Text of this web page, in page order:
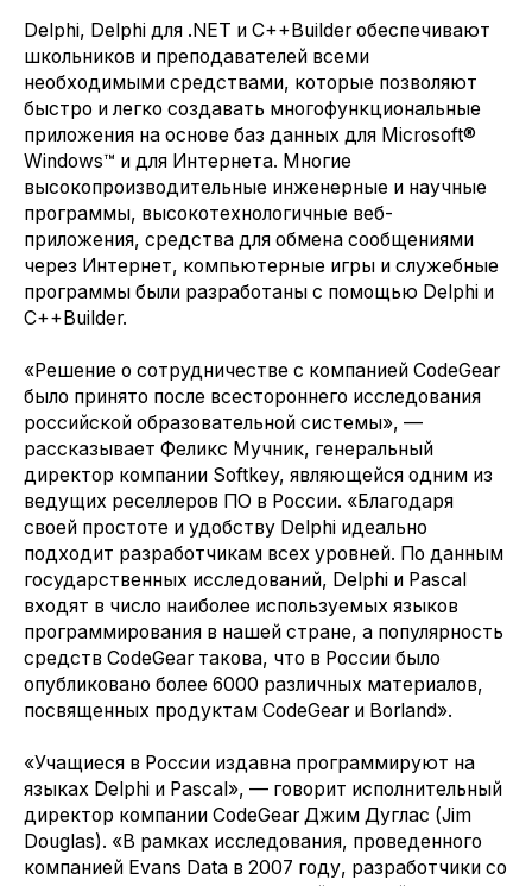
Delphi, Delphi для .NET и C++Builder обеспечивают
школьников и преподавателей всеми
необходимыми средствами, которые позволяют
быстро и легко создавать многофункциональные
приложения на основе баз данных для Microsoft®
Windows™ и для Интернета. Многие
высокопроизводительные инженерные и научные
программы, высокотехнологичные веб-
приложения, средства для обмена сообщениями
через Интернет, компьютерные игры и служебные
программы были разработаны с помощью Delphi и
C++Builder.
«Решение о сотрудничестве с компанией CodeGear
было принято после всестороннего исследования
российской образовательной системы», —
рассказывает Феликс Мучник, генеральный
директор компании Softkey, являющейся одним из
ведущих реселлеров ПО в России. «Благодаря
своей простоте и удобству Delphi идеально
подходит разработчикам всех уровней. По данным
государственных исследований, Delphi и Pascal
входят в число наиболее используемых языков
программирования в нашей стране, а популярность
средств CodeGear такова, что в России было
опубликовано более 6000 различных материалов,
посвященных продуктам CodeGear и Borland».
«Учащиеся в России издавна программируют на
языках Delphi и Pascal», — говорит исполнительный
директор компании CodeGear Джим Дуглас (Jim
Douglas). «В рамках исследования, проведенного
компанией Evans Data в 2007 году, разработчики со